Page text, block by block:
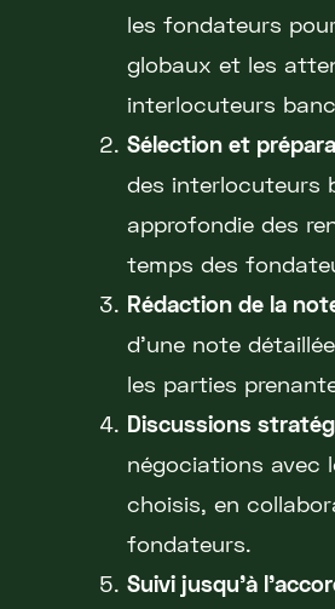
les fondateurs
globaux et les
interlocuteurs
Sélection et
des interlocuteurs
approfondie des
temps des
Rédaction de la
d'une note
les parties
Discussions
négociations avec
choisis, en
fondateurs.
Suivi jusqu'à